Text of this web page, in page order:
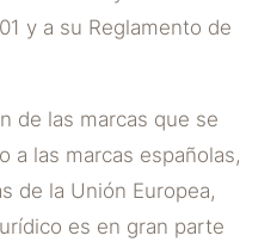
y a su Reglamento de
de las marcas que se
a las marcas españolas,
de la Unión Europea,
es en gran parte